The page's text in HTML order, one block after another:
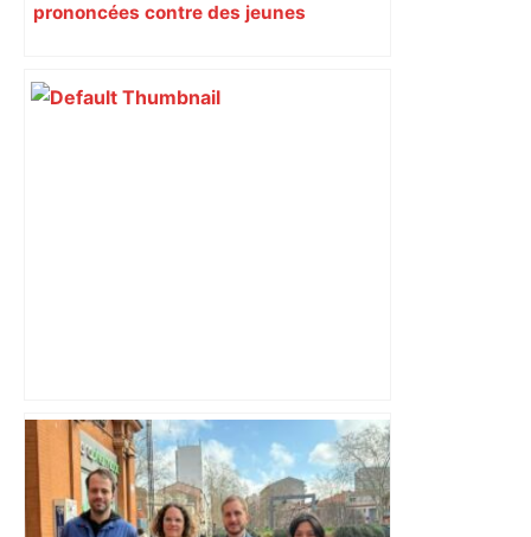
prononcées contre des jeunes
Près de Toulouse : dans cette zone
économique, un axe majeur va être
fermé en fin de soirée, voici les
déviations – Actu.fr